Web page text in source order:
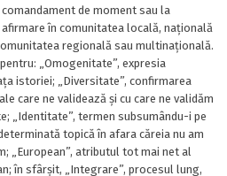
de moment sau la
în comunitatea locală, națională
regională sau multinațională.
„Omogenitate”, expresia
istoriei; „Diversitate”, confirmarea
care ne validează și cu care ne validăm
„Identitate”, termen subsumându-i pe
topică în afara căreia nu am
„European”, atributul tot mai net al
în sfârșit, „Integrare”, procesul lung,